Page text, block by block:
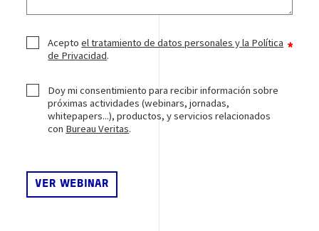
Aceptoel tratamiento de datos personales y la Política
de Privacidad.
Doy mi consentimiento para recibir información sobre
próximas actividades (webinars, jornadas,
whitepapers...), productos, y servicios relacionados
con Bureau Veritas.